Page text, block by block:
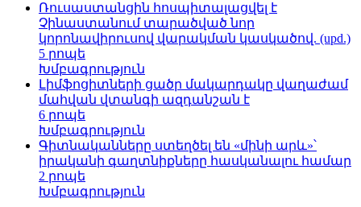
Ռուսաստանցին հոսպիտալացվել է
Չինաստանում տարածված նոր
կորոնավիրուսով վարակման կասկածով. (upd.)
5 րոպե
Խմբագրություն
Լիմֆոցիտների ցածր մակարդակը վաղաժամ
մահվան վտանգի ազդանշան է
6 րոպե
Խմբագրություն
Գիտնականները ստեղծել են «մինի արև»՝
իրականի գաղտնիքները հասկանալու համար
2 րոպե
Խմբագրություն